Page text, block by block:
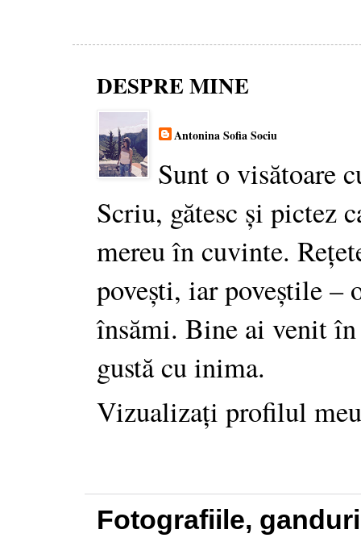
DESPRE MINE
Antonina Sofia Sociu
Sunt o visătoare
Scriu, gătesc și pictez
mereu în cuvinte.
povești, iar poveștile –
însămi. Bine ai venit
gustă cu inima.
Vizualizați profilul
Fotografiile,